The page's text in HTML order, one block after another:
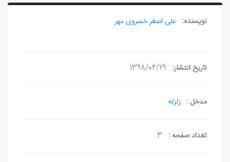
نویسنده: علی‏ اصغر خسروی مهر
تاریخ انتشار: 1398/04/29
مدخل : زلزله
تعداد صفحه : 3